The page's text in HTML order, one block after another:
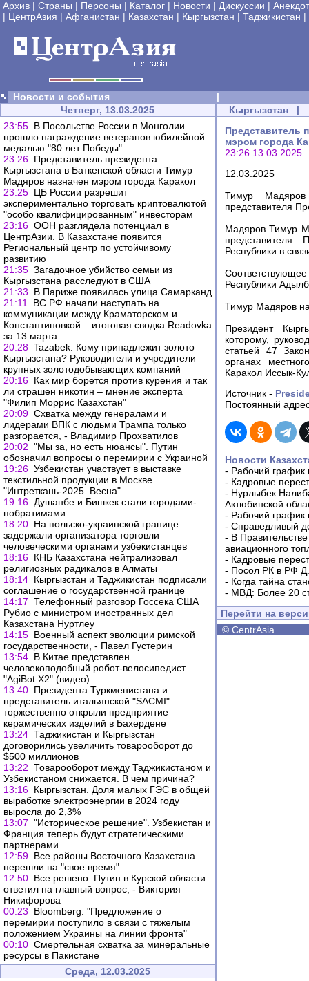
Архив | Страны | Персоны | Каталог | Новости | Дискуссии |
| ЦентрАзия | Афганистан | Казахстан | Кыргызстан | Таджикистан |
Новости и события
|
Четверг, 13.03.2025
23:55 В Посольстве России в Монголии
прошло награждение ветеранов юбилейной
медалью "80 лет Победы"
23:26 Представитель президента
Кыргызстана в Баткенской области Тимур
Мадяров назначен мэром города Каракол
23:25 ЦБ России разрешит
экспериментально торговать криптовалютой
"особо квалифицированным" инвесторам
23:16 ООН разглядела потенциал в
ЦентрАзии. В Казахстане появится
Региональный центр по устойчивому
развитию
21:35 Загадочное убийство семьи из
Кыргызстана расследуют в США
21:33
В Париже появилась улица Самарканд
21:11
ВС РФ начали наступать на
коммуникации между Краматорском и
Константиновкой – итоговая сводка Readovka
за 13 марта
20:28 Tazabek: Кому принадлежит золото
Кыргызстана? Руководители и учредители
крупных золотодобывающих компаний
20:16 Как мир борется против курения и так
ли страшен никотин – мнение эксперта
"Филип Моррис Казахстан"
20:09 Схватка между генералами и
лидерами ВПК с людьми Трампа только
разгорается, - Владимир Прохватилов
20:02 "Мы за, но есть нюансы". Путин
обозначил вопросы о перемирии с Украиной
19:26 Узбекистан участвует в выставке
текстильной продукции в Москве
"Интреткань-2025. Весна"
19:16 Душанбе и Бишкек стали городами-
побратимами
18:20 На польско-украинской границе
задержали организатора торговли
человеческими органами узбекистанцев
18:16 КНБ Казахстана нейтрализовал
религиозных радикалов в Алматы
18:14 Кыргызстан и Таджикистан подписали
соглашение о государственной границе
14:17 Телефонный разговор Госсека США
Рубио с министром иностранных дел
Казахстана Нуртлеу
14:15 Военный аспект эволюции римской
государственности, - Павел Густерин
13:54 В Китае представлен
человекоподобный робот-велосипедист
"AgiBot X2" (видео)
13:40 Президента Туркменистана и
представитель итальянской "SACMI"
торжественно открыли предприятие
керамических изделий в Бахердене
13:24 Таджикистан и Кыргызстан
договорились увеличить товарооборот до
$500 миллионов
13:22 Товарооборот между Таджикистаном и
Узбекистаном снижается. В чем причина?
13:16 Кыргызстан. Доля малых ГЭС в общей
выработке электроэнергии в 2024 году
выросла до 2,3%
13:07 "Историческое решение". Узбекистан и
Франция теперь будут стратегическими
партнерами
12:59 Все районы Восточного Казахстана
перешли на "свое время"
12:50 Все решено: Путин в Курской области
ответил на главный вопрос, - Виктория
Никифорова
00:23
Bloomberg: "Предложение о
перемирии поступило в связи с тяжелым
положением Украины на линии фронта"
00:10 Смертельная схватка за минеральные
ресурсы в Пакистане
Среда, 12.03.2025
Кыргызстан |
Представитель
мэром города
23:26 13.03.2025
12.03.2025
Тимур Мадяров
представителя
Мадяров Тимур
представителя
Республики в
Республики
Тимур Мадяров
Президент
которому,
статьей 47
органах
Каракол Иссык-
Источник -
Постоянный
Новости
- Рабочий график
- Кадровые
- Нурлыбек
Актюбинской
- Рабочий график
- Справедливый
- В
авиационного
- Кадровые
- Посол РК в РФ
- Когда тайна
- МВД: Более 20
Перейти на
© CentrAsia